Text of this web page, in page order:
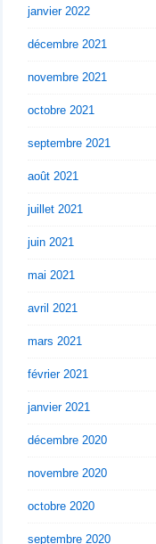
janvier 2022
décembre 2021
novembre 2021
octobre 2021
septembre 2021
août 2021
juillet 2021
juin 2021
mai 2021
avril 2021
mars 2021
février 2021
janvier 2021
décembre 2020
novembre 2020
octobre 2020
septembre 2020